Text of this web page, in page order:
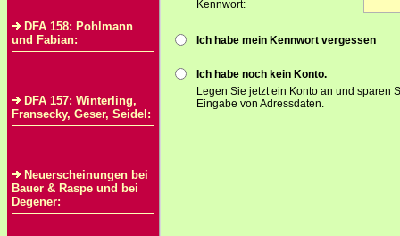
DFA 158: Pohlmann
und Fabian:
DFA 157: Winterling,
Fransecky, Geser, Seidel:
Neuerscheinungen bei
Bauer & Raspe und bei
Degener:
Kennwort:
Ich habe mein Kennwort vergessen
Ich habe noch kein Konto.
Legen Sie jetzt ein Konto an und sparen
Eingabe von Adressdaten.